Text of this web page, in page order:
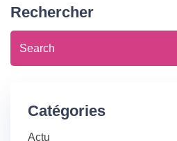
Rechercher
Catégories
Actu